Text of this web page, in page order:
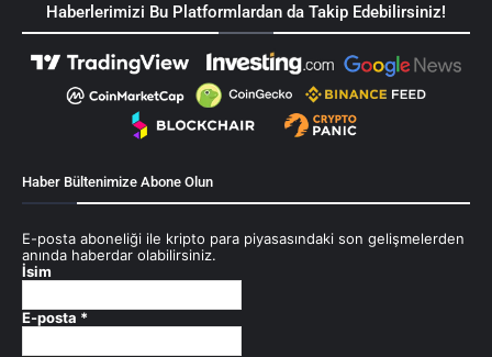
Haberlerimizi Bu Platformlardan da Takip Edebilirsiniz!
Haber Bültenimize Abone Olun
E-posta aboneliği ile kripto para piyasasındaki son gelişmelerden
anında haberdar olabilirsiniz.
İsim
E-posta *